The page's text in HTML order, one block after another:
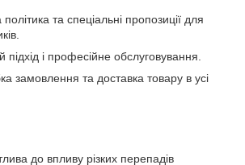
політика та спеціальні пропозиції для
підхід і професійне обслуговування.
замовлення та доставка товару в усі
до впливу різких перепадів